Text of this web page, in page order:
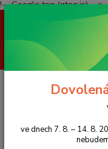
!-- Google tag (gtag.js) -->
Vážení zákazníci, ve
tomto období nebudeme
termínu objednáte zboží v
od nás dárek v hodnotě
(Po-Pá, 8-16 hod.)
ve dnech 7. 8. – 14. 8.